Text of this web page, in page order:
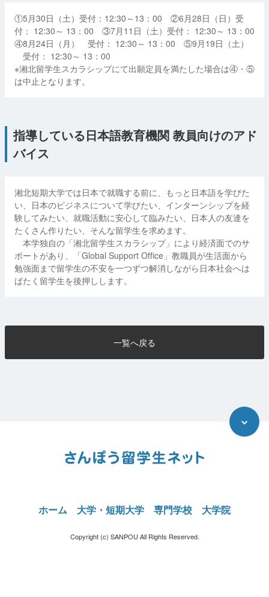
①5月30日（土）受付：12:30～13：00 ②6月28日（日）受
付： 12:30～ 13：00 ③7月11日（土）受付： 12:30～ 13：00
④8月24日（月） 受付： 12:30～ 13：00 ⑤9月19日（土）
受付： 12:30～ 13：00
※湘北留学生スカラシップにて出願定員を満たした場合は④・⑤
は中止となります。
指導している日本語教育機関 教員向けのアド
バイス
湘北短期大学では日本で就職する前に、もっと日本語を学びた
い、日本のビジネスについて学びたい、インターンシップを経
験してみたい、就職活動に安心して臨みたい、日本人の友達を
たくさん作りたい、そんな留学生を求めます。
本学独自の「湘北留学生スカラシップ」により経済面でのサ
ポートがあり、「Global Support Office」教職員が生活面から
勉強面まで留学生の不安を一つずつ解消しながら日本社会へは
ばたく留学生を後押しします。
一覧へ戻る
ホーム 大学・短期大学 専門学校 大学院
Copyright (c) SANPOU All Rights Reserved.